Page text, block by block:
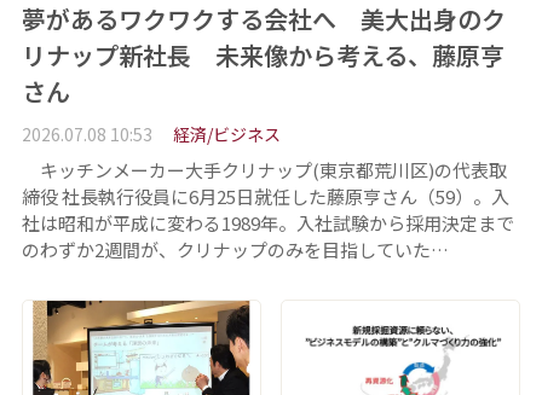
夢があるワクワクする会社へ 美大出身のク
リナップ新社長 未来像から考える、藤原亨
さん
2026.07.08 10:53 経済/ビジネス
キッチンメーカー大手クリナップ(東京都荒川区)の代表取
締役 社長執行役員に6月25日就任した藤原亨さん（59）。入
社は昭和が平成に変わる1989年。入社試験から採用決定まで
のわずか2週間が、クリナップのみを目指していた…